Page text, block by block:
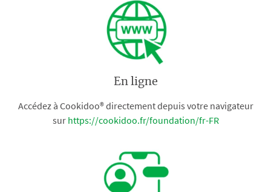
En ligne
Accédez à Cookidoo® directement depuis votre navigateur
sur https://cookidoo.fr/foundation/fr-FR